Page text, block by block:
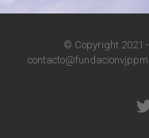
© Copyright 2021 -